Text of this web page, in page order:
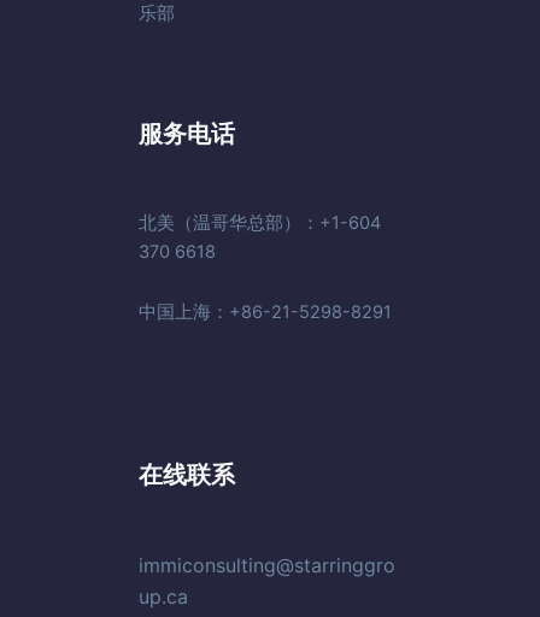
乐部
服务电话
北美（温哥华总部）：+1-604
370 6618
中国上海：+86-21-5298-8291
在线联系
immiconsulting@starringgro
up.ca